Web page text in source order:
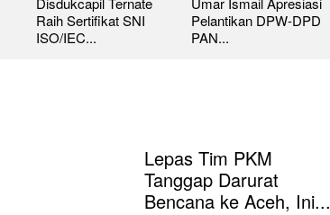
Raih Sertifikat SNI
ISO/IEC...
Pelantikan DPW-DPD
PAN...
Lepas Tim PKM
Tanggap Darurat
Bencana ke Aceh, Ini...